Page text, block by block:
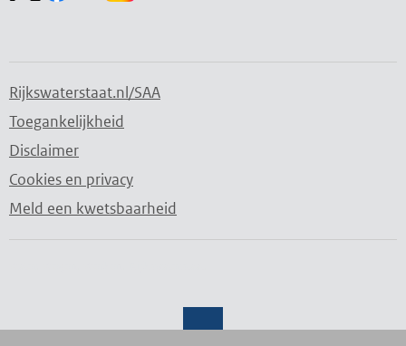
Rijkswaterstaat.nl/SAA
Toegankelijkheid
Disclaimer
Cookies en privacy
Meld een kwetsbaarheid